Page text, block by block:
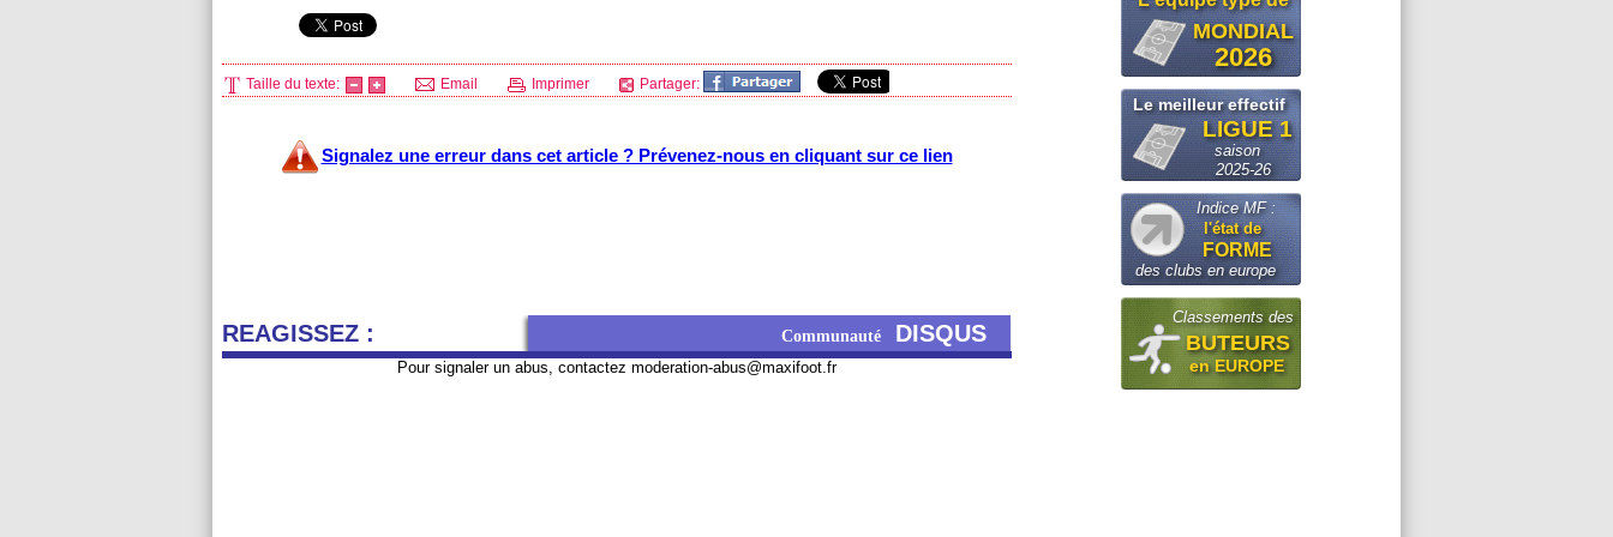
Taille du texte: Email Imprimer Partager:
Signalez une erreur dans cet article ? Prévenez-nous en cliquant sur ce lien
REAGISSEZ : Communauté DISQUS
Pour signaler un abus, contactez moderation-abus@maxifoot.fr
MONDIAL
2026
Le meilleur effectif
LIGUE 1
saison
2025-26
Indice MF :
l'état de
FORME
des clubs en europe
Classements des
BUTEURS
en EUROPE